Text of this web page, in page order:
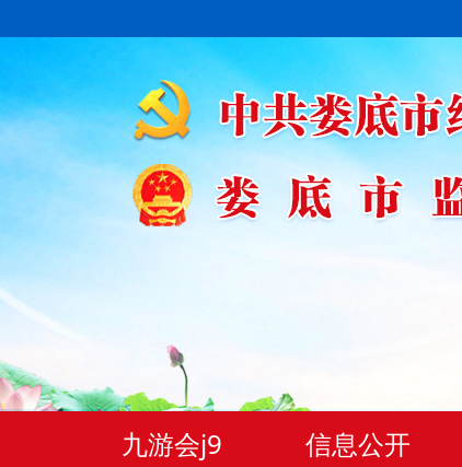
九游会j9 信息公开